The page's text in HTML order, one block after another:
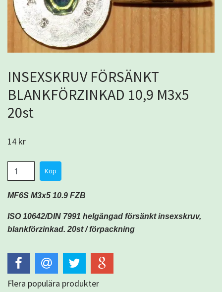
INSEXSKRUV FÖRSÄNKT
BLANKFÖRZINKAD 10,9 M3x5
20st
14 kr
MF6S M3x5 10.9 FZB
ISO 10642/DIN 7991 helgängad försänkt insexskruv,
blankförzinkad. 20st /förpackning
Flera populära produkter